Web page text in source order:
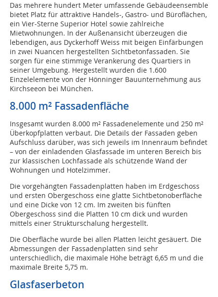
Das mehrere hundert Meter umfassende Gebäudeensemble
bietet Platz für attraktive Handels-, Gastro- und Büroflächen,
ein Vier-Sterne Superior Hotel sowie zahlreiche
Mietwohnungen. In der Außenansicht überzeugen die
lebendigen, aus Dyckerhoff Weiss mit beigen Einfärbungen
in zwei Nuancen hergestellten Sichtbetonfassaden. Sie
sorgen für eine stimmige Verankerung des Quartiers in
seiner Umgebung. Hergestellt wurden die 1.600
Einzelelemente von der Hönninger Bauunternehmung aus
Kirchseeon bei München.
8.000 m² Fassadenfläche
Insgesamt wurden 8.000 m² Fassadenelemente und 250 m²
Überkopfplatten verbaut. Die Details der Fassaden geben
Aufschluss darüber, was sich jeweils im Innenraum befindet
– von der einladenden Glasfassade im unteren Bereich bis
zur klassischen Lochfassade als schützende Wand der
Wohnungen und Hotelzimmer.
Die vorgehängten Fassadenplatten haben im Erdgeschoss
und ersten Obergeschoss eine glatte Sichtbetonoberfläche
und eine Dicke von 12 cm. Im zweiten bis fünften
Obergeschoss sind die Platten 10 cm dick und wurden
mittels einer Strukturschalung hergestellt.
Die Oberfläche wurde bei allen Platten leicht gesäuert. Die
Abmessungen der Fassadenplatten sind sehr
unterschiedlich, die maximale Höhe beträgt 6,65 m und die
maximale Breite 5,75 m.
Glasfaserbeton